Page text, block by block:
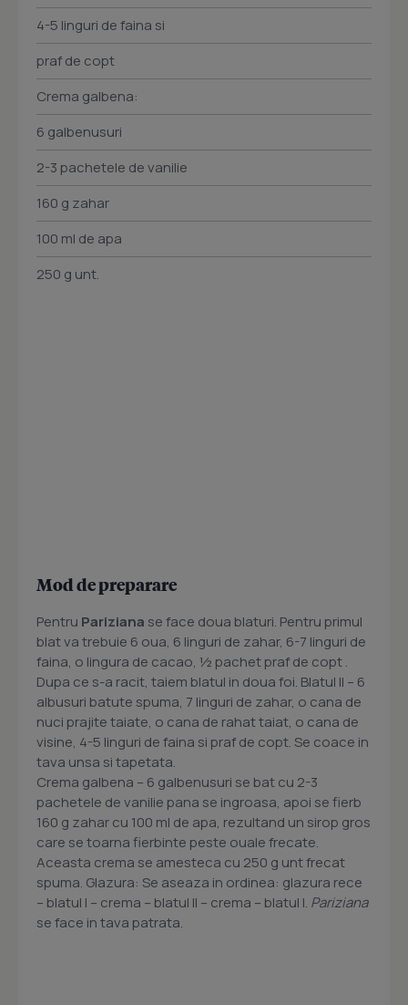
4-5 linguri de faina si
praf de copt
Crema galbena:
6 galbenusuri
2-3 pachetele de vanilie
160 g zahar
100 ml de apa
250 g unt.
Mod de preparare
Pentru Pariziana se face doua blaturi. Pentru primul
blat va trebuie 6 oua, 6 linguri de zahar, 6-7 linguri de
faina, o lingura de cacao, ½ pachet praf de copt .
Dupa ce s-a racit, taiem blatul in doua foi. Blatul II – 6
albusuri batute spuma, 7 linguri de zahar, o cana de
nuci prajite taiate, o cana de rahat taiat, o cana de
visine, 4-5 linguri de faina si praf de copt. Se coace in
tava unsa si tapetata.
Crema galbena – 6 galbenusuri se bat cu 2-3
pachetele de vanilie pana se ingroasa, apoi se fierb
160 g zahar cu 100 ml de apa, rezultand un sirop gros
care se toarna fierbinte peste ouale frecate.
Aceasta crema se amesteca cu 250 g unt frecat
spuma. Glazura: Se aseaza in ordinea: glazura rece
– blatul I – crema – blatul II – crema – blatul I. Pariziana
se face in tava patrata.